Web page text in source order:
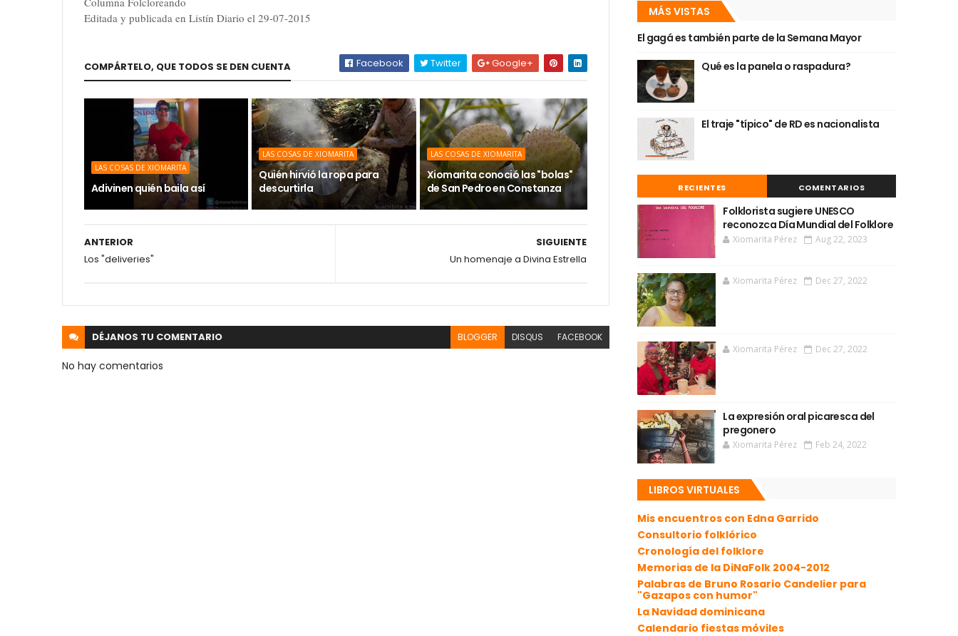
Editada y publicada en Listín Diario el 29-07-2015
COMPÁRTELO, QUE TODOS SE DEN CUENTA Facebook Twitter Google+
LAS COSAS DE XIOMARITA
Adivinen quién baila así
LAS COSAS DE XIOMARITA
Quién hirvió la ropa para
descurtirla
LAS COSAS DE XIOMARITA
Xiomarita conoció las "bolas"
de San Pedro en Constanza
SIGUIENTE
Un homenaje a Divina Estrella
ANTERIOR
Los "deliveries"
DÉJANOS TU COMENTARIO BLOGGER DISQUS FACEBOOK
No hay comentarios
MÁS VISTAS
El gagá es también parte de la Semana Mayor
Qué es la panela o raspadura?
El traje "típico" de RD es nacionalista
RECIENTES COMENTARIOS
Folklorista sugiere UNESCO
reconozca Día Mundial del Folklore
Xiomarita Pérez Aug 22, 2023
Xiomarita Pérez Dec 27, 2022
Xiomarita Pérez Dec 27, 2022
La expresión oral picaresca del
pregonero
Xiomarita Pérez Feb 24, 2022
LIBROS VIRTUALES
Mis encuentros con Edna Garrido
Consultorio folklórico
Cronología del folklore
Memorias de la DiNaFolk 2004-2012
Palabras de Bruno Rosario Candelier para
"Gazapos con humor"
La Navidad dominicana
Calendario fiestas móviles